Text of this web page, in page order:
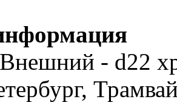
- d22